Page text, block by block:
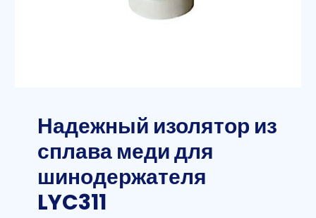
Надежный изолятор из
сплава меди для
шинодержателя
LYC311